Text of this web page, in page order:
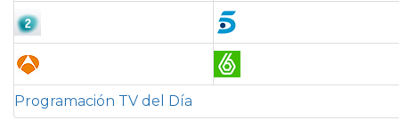
Programación TV del Día